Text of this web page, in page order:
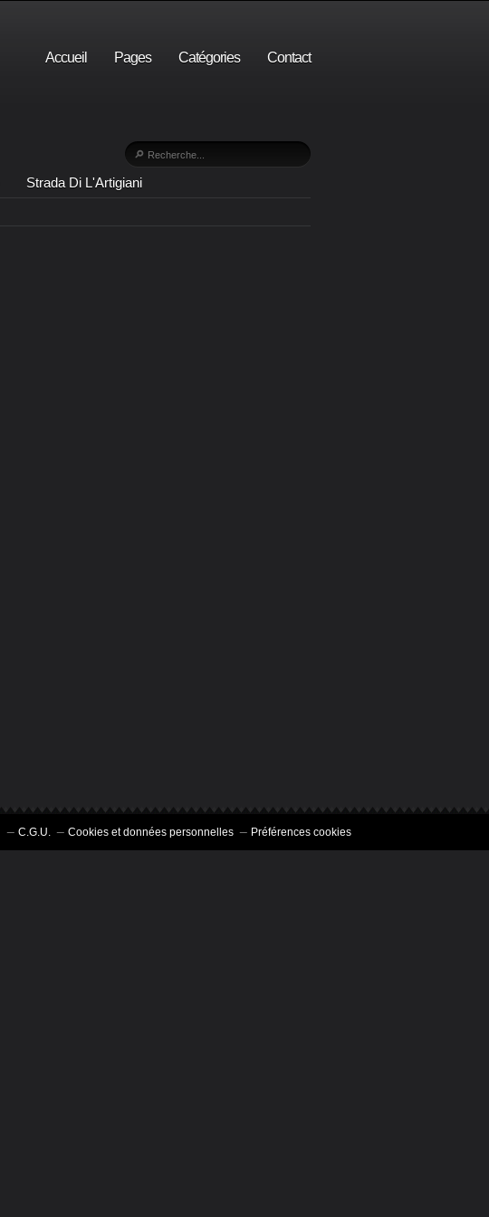
Accueil Pages Catégories Contact
Strada Di L'Artigiani
C.G.U. Cookies et données personnelles Préférences cookies